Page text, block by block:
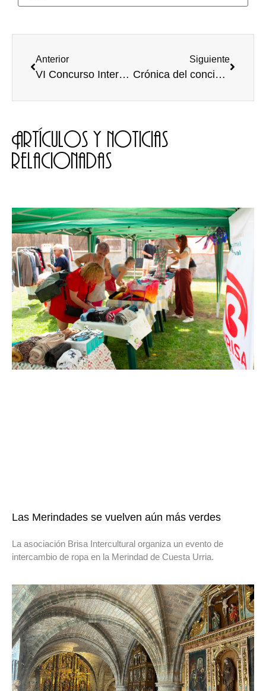
Anterior
VI Concurso Intergeneracional de Relatos Cortos “Te añoro” (Hasta el 23 de marzo)
Siguiente
Crónica del concierto de KASE.O en el Hangar
Artículos y noticias
relacionadas
Las Merindades se vuelven aún más verdes
La asociación Brisa Intercultural organiza un evento de
intercambio de ropa en la Merindad de Cuesta Urria.